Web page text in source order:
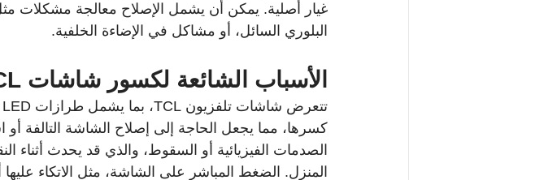
غيار أصلية. يمكن أن يشمل الإصلاح معالجة مشكلات
البلوري السائل، أو مشاكل في الإضاءة الخلفية.
الأسباب الشائعة لكسور شاشات TCL بلازما في الإمارات
كسرها، مما يجعل الحاجة إلى إصلاح الشاشة التالفة أو
الصدمات الفيزيائية أو السقوط، والذي قد يحدث أثناء
المنزل. الضغط المباشر على الشاشة، مثل الاتكاء عليها